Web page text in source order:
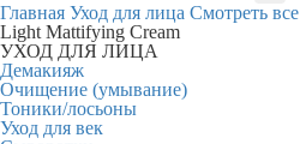
Главная Уход для лица Смотреть все
Light Mattifying Cream
УХОД ДЛЯ ЛИЦА
Демакияж
Очищение (умывание)
Тоники/лосьоны
Уход для век